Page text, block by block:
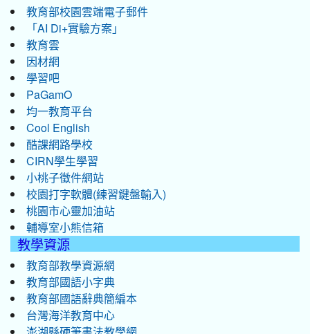
教育部校園雲端電子郵件
「AI Di+實驗方案」
教育雲
因材網
學習吧
PaGamO
均一教育平台
Cool English
酷課網路學校
CIRN學生學習
小桃子徵件網站
校園打字軟體(練習鍵盤輸入)
桃園市心靈加油站
輔導室小熊信箱
教學資源
教育部教學資源網
教育部國語小字典
教育部國語辭典簡編本
台灣海洋教育中心
澎湖縣硬筆書法教學網